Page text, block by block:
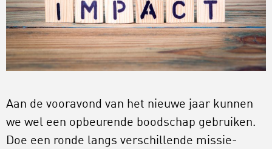
Aan de vooravond van het nieuwe jaar kunnen
we wel een opbeurende boodschap gebruiken.
Doe een ronde langs verschillende missie-